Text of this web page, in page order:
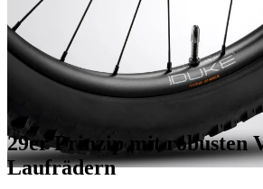
29er Prinzip mit robusten
Laufrädern